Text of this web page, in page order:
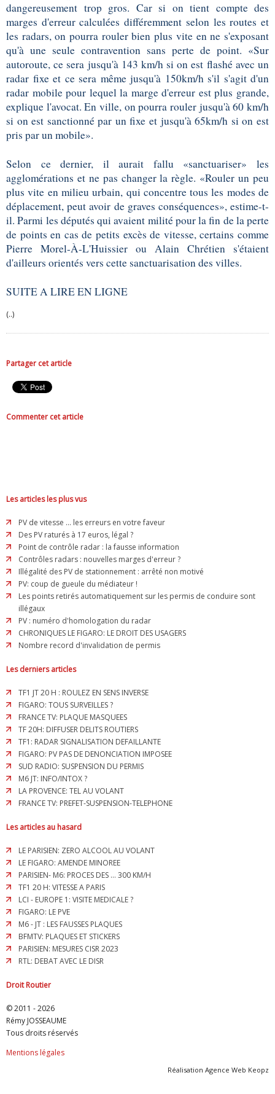
dangereusement trop gros. Car si on tient compte des
marges d'erreur calculées différemment selon les routes et
les radars, on pourra rouler bien plus vite en ne s'exposant
qu'à une seule contravention sans perte de point. «Sur
autoroute, ce sera jusqu'à 143 km/h si on est flashé avec un
radar fixe et ce sera même jusqu'à 150km/h s'il s'agit d'un
radar mobile pour lequel la marge d'erreur est plus grande,
explique l'avocat. En ville, on pourra rouler jusqu'à 60 km/h
si on est sanctionné par un fixe et jusqu'à 65km/h si on est
pris par un mobile».
Selon ce dernier, il aurait fallu «sanctuariser» les
agglomérations et ne pas changer la règle. «Rouler un peu
plus vite en milieu urbain, qui concentre tous les modes de
déplacement, peut avoir de graves conséquences», estime-t-
il. Parmi les députés qui avaient milité pour la fin de la perte
de points en cas de petits excès de vitesse, certains comme
Pierre Morel-À-L'Huissier ou Alain Chrétien s'étaient
d'ailleurs orientés vers cette sanctuarisation des villes.
SUITE A LIRE EN LIGNE
(..)
Partager cet article
Commenter cet article
Les articles les plus vus
PV de vitesse ... les erreurs en votre faveur
Des PV raturés à 17 euros, légal ?
Point de contrôle radar : la fausse information
Contrôles radars : nouvelles marges d'erreur ?
Illégalité des PV de stationnement : arrêté non motivé
PV: coup de gueule du médiateur !
Les points retirés automatiquement sur les permis de conduire sont
illégaux
PV : numéro d'homologation du radar
CHRONIQUES LE FIGARO: LE DROIT DES USAGERS
Nombre record d'invalidation de permis
Les derniers articles
TF1 JT 20 H : ROULEZ EN SENS INVERSE
FIGARO: TOUS SURVEILLES ?
FRANCE TV: PLAQUE MASQUEES
TF 20H: DIFFUSER DELITS ROUTIERS
TF1: RADAR SIGNALISATION DEFAILLANTE
FIGARO: PV PAS DE DENONCIATION IMPOSEE
SUD RADIO: SUSPENSION DU PERMIS
M6 JT: INFO/INTOX ?
LA PROVENCE: TEL AU VOLANT
FRANCE TV: PREFET-SUSPENSION-TELEPHONE
Les articles au hasard
LE PARISIEN: ZERO ALCOOL AU VOLANT
LE FIGARO: AMENDE MINOREE
PARISIEN- M6: PROCES DES ... 300 KM/H
TF1 20 H: VITESSE A PARIS
LCI - EUROPE 1: VISITE MEDICALE ?
FIGARO: LE PVE
M6 - JT : LES FAUSSES PLAQUES
BFMTV: PLAQUES ET STICKERS
PARISIEN: MESURES CISR 2023
RTL: DEBAT AVEC LE DISR
Droit Routier
© 2011 - 2026
Rémy JOSSEAUME
Tous droits réservés
Mentions légales
Réalisation Agence Web Keopz